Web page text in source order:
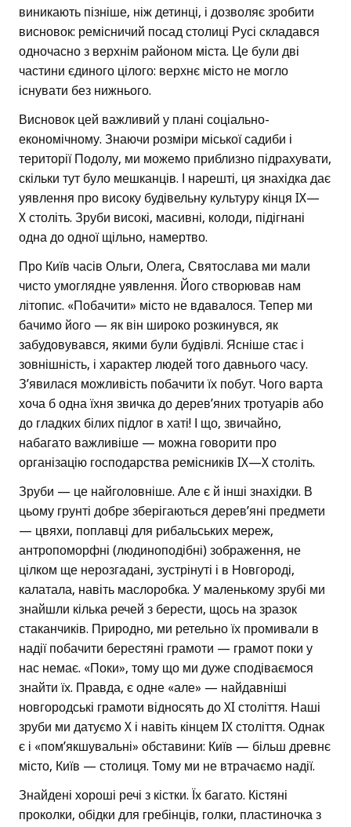
виникають пізніше, ніж детинці, і дозволяє зробити
висновок: ремісничий посад столиці Русі складався
одночасно з верхнім районом міста. Це були дві
частини єдиного цілого: верхнє місто не могло
існувати без нижнього.
Висновок цей важливий у плані соціально-
економічному. Знаючи розміри міської садиби і
території Подолу, ми можемо приблизно підрахувати,
скільки тут було мешканців. І нарешті, ця знахідка дає
уявлення про високу будівельну культуру кінця IX—
X століть. Зруби високі, масивні, колоди, підігнані
одна до одної щільно, намертво.
Про Київ часів Ольги, Олега, Святослава ми мали
чисто умоглядне уявлення. Його створював нам
літопис. «Побачити» місто не вдавалося. Тепер ми
бачимо його — як він широко розкинувся, як
забудовувався, якими були будівлі. Ясніше стає і
зовнішність, і характер людей того давнього часу.
З’явилася можливість побачити їх побут. Чого варта
хоча б одна їхня звичка до дерев’яних тротуарів або
до гладких білих підлог в хаті! І що, звичайно,
набагато важливіше — можна говорити про
організацію господарства ремісників IX—X століть.
Зруби — це найголовніше. Але є й інші знахідки. В
цьому грунті добре зберігаються дерев’яні предмети
— цвяхи, поплавці для рибальських мереж,
антропоморфні (людиноподібні) зображення, не
цілком ще нерозгадані, зустрінуті і в Новгороді,
калатала, навіть маслоробка. У маленькому зрубі ми
знайшли кілька речей з берести, щось на зразок
стаканчиків. Природно, ми ретельно їх промивали в
надії побачити берестяні грамоти — грамот поки у
нас немає. «Поки», тому що ми дуже сподіваємося
знайти їх. Правда, є одне «але» — найдавніші
новгородські грамоти відносять до XI століття. Наші
зруби ми датуємо X і навіть кінцем IX століття. Однак
є і «пом’якшувальні» обставини: Київ — більш древнє
місто, Київ — столиця. Тому ми не втрачаємо надії.
Знайдені хороші речі з кістки. Їх багато. Кістяні
проколки, обідки для гребінців, голки, пластиночка з